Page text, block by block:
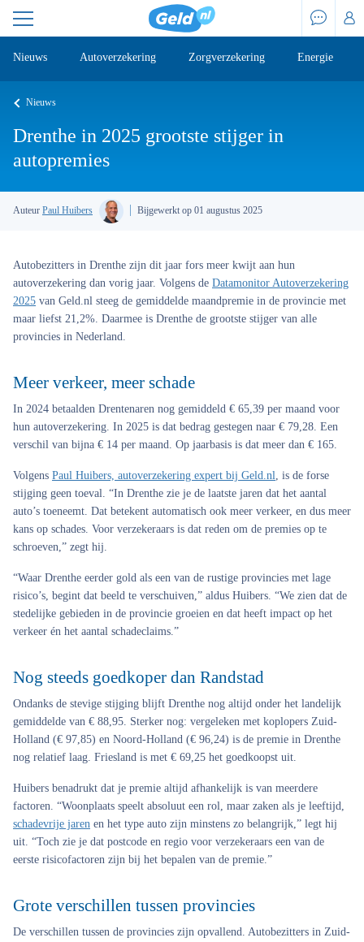
Nieuws Autoverzekering Zorgverzekering Energie
Nieuws
Drenthe in 2025 grootste stijger in
autopremies
Auteur Paul Huibers Bijgewerkt op 01 augustus 2025
Autobezitters in Drenthe zijn dit jaar fors meer kwijt aan hun
autoverzekering dan vorig jaar. Volgens de Datamonitor Autoverzekering
2025 van Geld.nl steeg de gemiddelde maandpremie in de provincie met
maar liefst 21,2%. Daarmee is Drenthe de grootste stijger van alle
provincies in Nederland.
Meer verkeer, meer schade
In 2024 betaalden Drentenaren nog gemiddeld € 65,39 per maand voor
hun autoverzekering. In 2025 is dat bedrag gestegen naar € 79,28. Een
verschil van bijna € 14 per maand. Op jaarbasis is dat meer dan € 165.
Volgens Paul Huibers, autoverzekering expert bij Geld.nl, is de forse
stijging geen toeval. “In Drenthe zie je de laatste jaren dat het aantal
auto’s toeneemt. Dat betekent automatisch ook meer verkeer, en dus meer
kans op schades. Voor verzekeraars is dat reden om de premies op te
schroeven,” zegt hij.
“Waar Drenthe eerder gold als een van de rustige provincies met lage
risico’s, begint dat beeld te verschuiven,” aldus Huibers. “We zien dat de
stedelijke gebieden in de provincie groeien en dat heeft impact op het
verkeer én het aantal schadeclaims.”
Nog steeds goedkoper dan Randstad
Ondanks de stevige stijging blijft Drenthe nog altijd onder het landelijk
gemiddelde van € 88,95. Sterker nog: vergeleken met koplopers Zuid-
Holland (€ 97,85) en Noord-Holland (€ 96,24) is de premie in Drenthe
nog relatief laag. Friesland is met € 69,25 het goedkoopst uit.
Huibers benadrukt dat je premie altijd afhankelijk is van meerdere
factoren. “Woonplaats speelt absoluut een rol, maar zaken als je leeftijd,
schadevrije jaren en het type auto zijn minstens zo belangrijk,” legt hij
uit. “Toch zie je dat postcode en regio voor verzekeraars een van de
eerste risicofactoren zijn bij het bepalen van de premie.”
Grote verschillen tussen provincies
De verschillen tussen de provincies zijn opvallend. Autobezitters in Zuid-